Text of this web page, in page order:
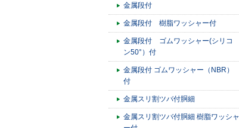
金属段付
金属段付 樹脂ワッシャー付
金属段付 ゴムワッシャー(シリコ
ン50°）付
金属段付 ゴムワッシャー（NBR）
付
金属スリ割ツバ付胴細
金属スリ割ツバ付胴細 樹脂ワッシャ